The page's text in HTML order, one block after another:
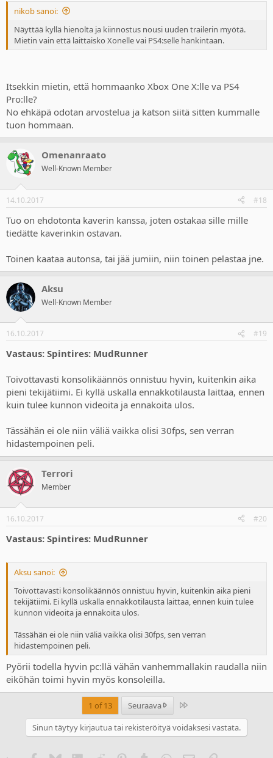
nikob sanoi:
Näyttää kyllä hienolta ja kiinnostus nousi uuden trailerin myötä.
Mietin vain että laittaisko Xonelle vai PS4:selle hankintaan.
Itsekkin mietin, että hommaanko Xbox One X:lle va PS4
Pro:lle?
No ehkäpä odotan arvostelua ja katson siitä sitten kummalle
tuon hommaan.
Omenanraato
Well-Known Member
14.10.2017 #18
Tuo on ehdotonta kaverin kanssa, joten ostakaa sille mille
tiedätte kaverinkin ostavan.
Toinen kaataa autonsa, tai jää jumiin, niin toinen pelastaa jne.
Aksu
Well-Known Member
16.10.2017 #19
Vastaus: Spintires: MudRunner
Toivottavasti konsolikäännös onnistuu hyvin, kuitenkin aika
pieni tekijätiimi. Ei kyllä uskalla ennakkotilausta laittaa, ennen
kuin tulee kunnon videoita ja ennakoita ulos.
Tässähän ei ole niin väliä vaikka olisi 30fps, sen verran
hidastempoinen peli.
Terrori
Member
16.10.2017 #20
Vastaus: Spintires: MudRunner
Aksu sanoi:
Toivottavasti konsolikäännös onnistuu hyvin, kuitenkin aika pieni
tekijätiimi. Ei kyllä uskalla ennakkotilausta laittaa, ennen kuin tulee
kunnon videoita ja ennakoita ulos.
Tässähän ei ole niin väliä vaikka olisi 30fps, sen verran
hidastempoinen peli.
Pyörii todella hyvin pc:llä vähän vanhemmallakin raudalla niin
eiköhän toimi hyvin myös konsoleilla.
1 of 13 Seuraava Last
Sinun täytyy kirjautua tai rekisteröityä voidaksesi vastata.